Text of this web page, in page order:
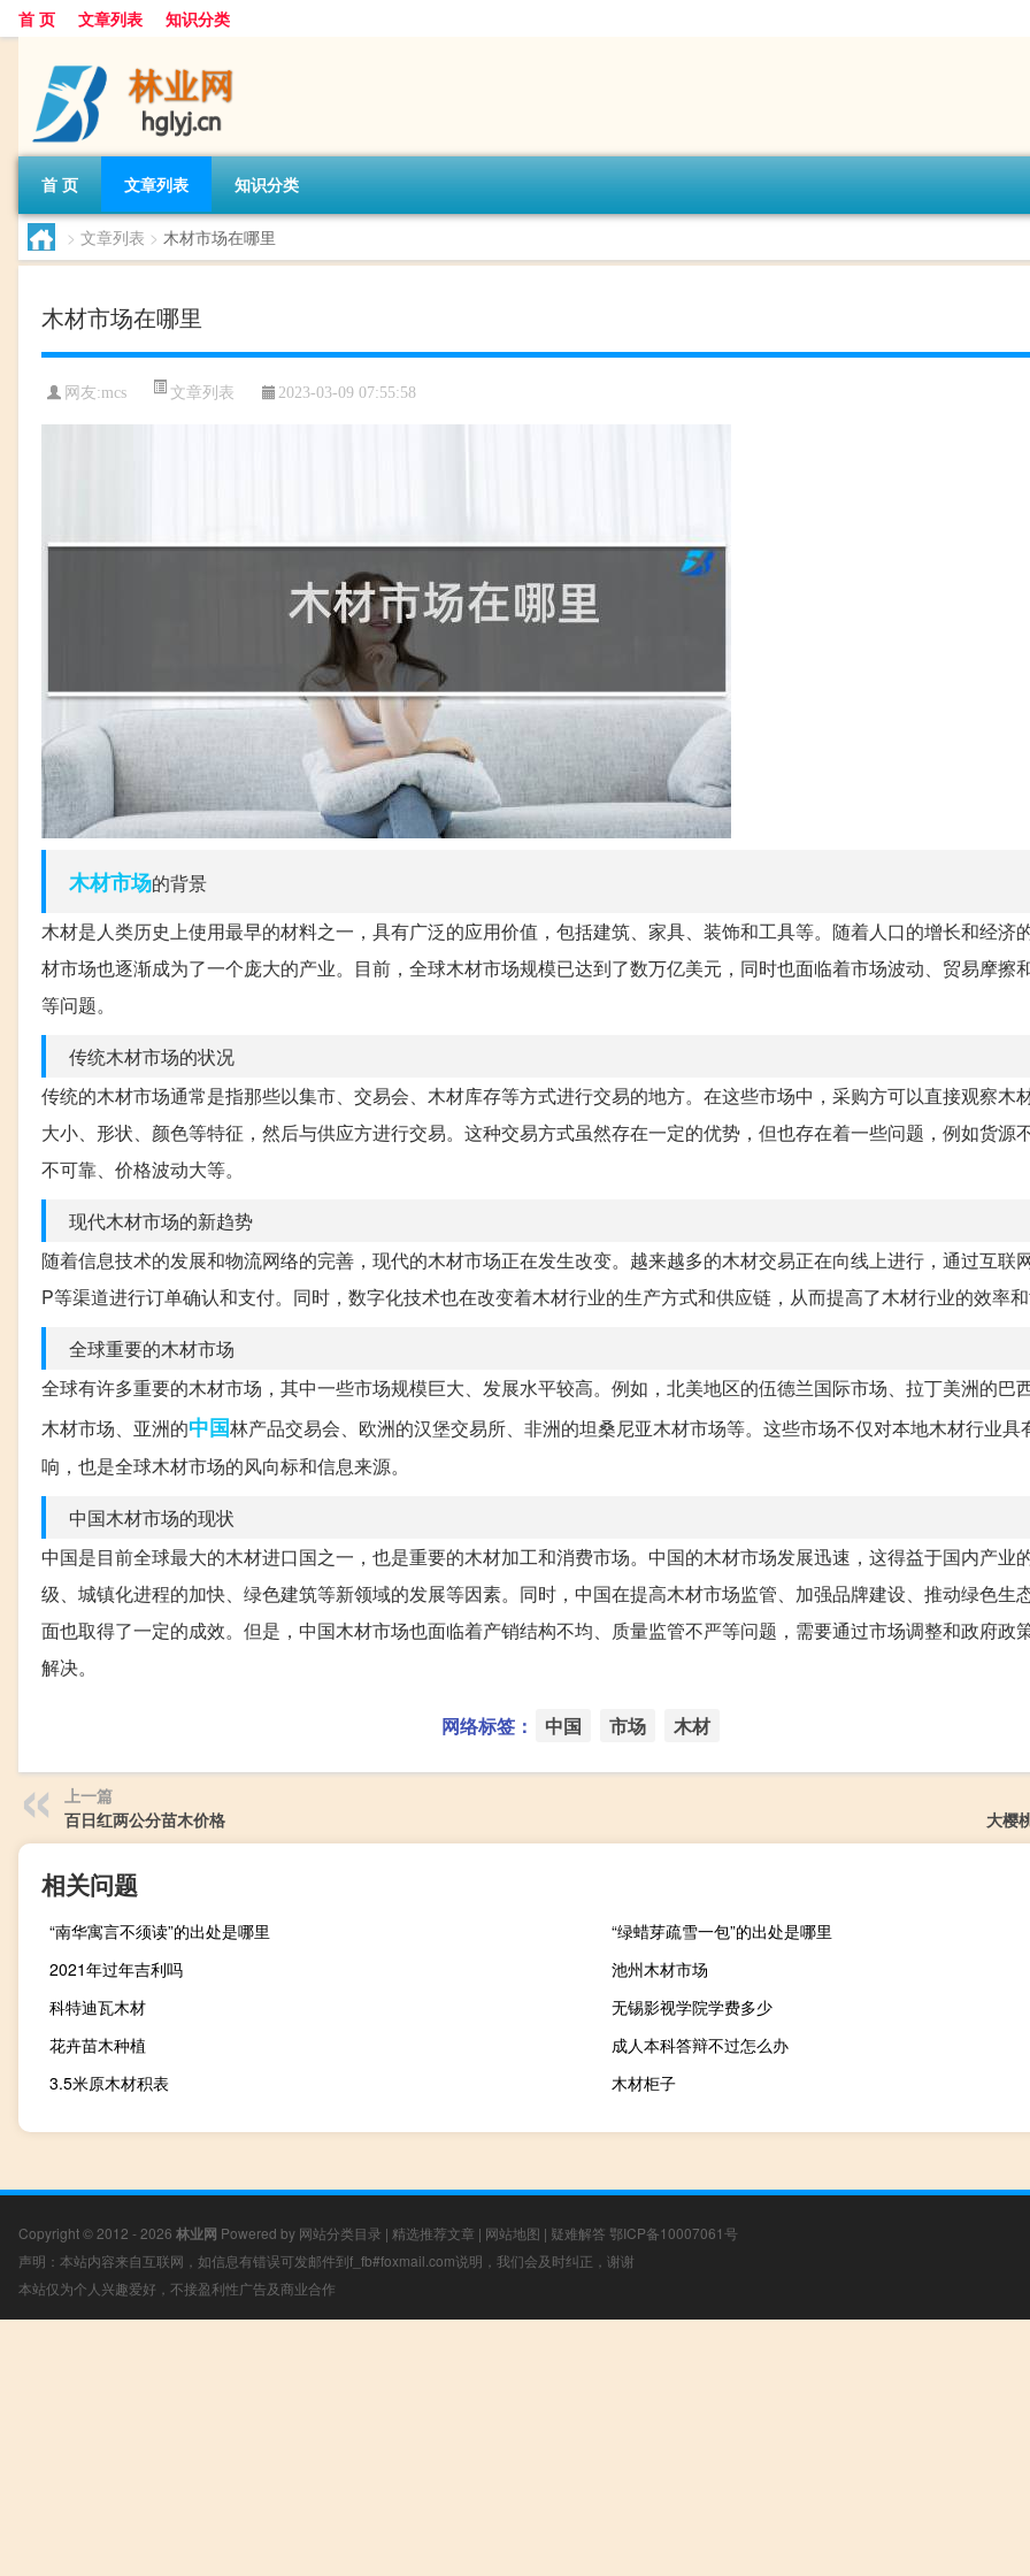
首 页 文章列表 知识分类
首 页 文章列表 知识分类
> 文章列表 > 木材市场在哪里
木材市场在哪里
网友:mcs 文章列表 2023-03-09 07:55:58
木材市场的背景
木材是人类历史上使用最早的材料之一，具有广泛的应用价值，包括建筑、家具、装饰和工具等。随着人口的增长和经济
材市场也逐渐成为了一个庞大的产业。目前，全球木材市场规模已达到了数万亿美元，同时也面临着市场波动、贸易摩擦
等问题。
传统木材市场的状况
传统的木材市场通常是指那些以集市、交易会、木材库存等方式进行交易的地方。在这些市场中，采购方可以直接观察木
大小、形状、颜色等特征，然后与供应方进行交易。这种交易方式虽然存在一定的优势，但也存在着一些问题，例如货源
不可靠、价格波动大等。
现代木材市场的新趋势
随着信息技术的发展和物流网络的完善，现代的木材市场正在发生改变。越来越多的木材交易正在向线上进行，通过互联
P等渠道进行订单确认和支付。同时，数字化技术也在改变着木材行业的生产方式和供应链，从而提高了木材行业的效率
全球重要的木材市场
全球有许多重要的木材市场，其中一些市场规模巨大、发展水平较高。例如，北美地区的伍德兰国际市场、拉丁美洲的巴
木材市场、亚洲的中国林产品交易会、欧洲的汉堡交易所、非洲的坦桑尼亚木材市场等。这些市场不仅对本地木材行业具
响，也是全球木材市场的风向标和信息来源。
中国木材市场的现状
中国是目前全球最大的木材进口国之一，也是重要的木材加工和消费市场。中国的木材市场发展迅速，这得益于国内产业
级、城镇化进程的加快、绿色建筑等新领域的发展等因素。同时，中国在提高木材市场监管、加强品牌建设、推动绿色生
面也取得了一定的成效。但是，中国木材市场也面临着产销结构不均、质量监管不严等问题，需要通过市场调整和政府政
解决。
网络标签： 中国 市场 木材
上一篇
百日红两公分苗木价格
大樱
相关问题
“南华寓言不须读”的出处是哪里
“绿蜡芽疏雪一包”的出处是哪里
2021年过年吉利吗
池州木材市场
科特迪瓦木材
无锡影视学院学费多少
花卉苗木种植
成人本科答辩不过怎么办
3.5米原木材积表
木材柜子
Copyright © 2012 - 2026 林业网 Powered by 网站分类目录 | 精选推荐文章 | 网站地图 | 疑难解答 鄂ICP备10007061号
声明：本站内容来自互联网，如信息有错误可发邮件到f_fb#foxmail.com说明，我们会及时纠正，谢谢
本站仅为个人兴趣爱好，不接盈利性广告及商业合作